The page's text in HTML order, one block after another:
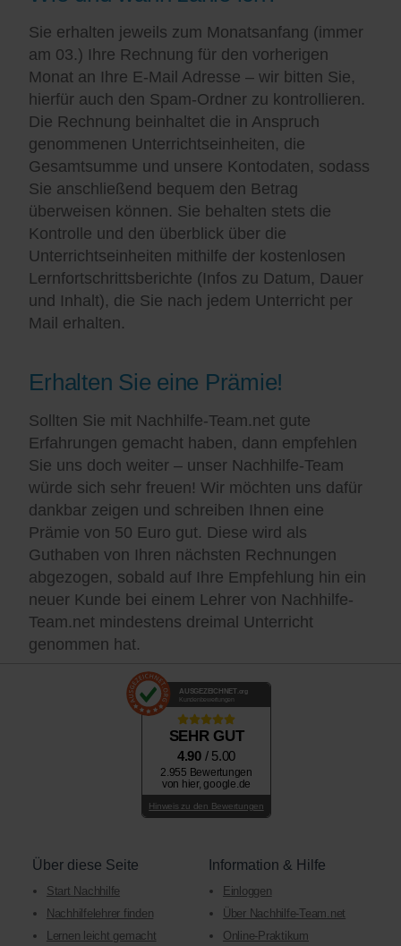
Sie erhalten jeweils zum Monatsanfang (immer
am 03.) Ihre Rechnung für den vorherigen
Monat an Ihre E-Mail Adresse – wir bitten Sie,
hierfür auch den Spam-Ordner zu kontrollieren.
Die Rechnung beinhaltet die in Anspruch
genommenen Unterrichtseinheiten, die
Gesamtsumme und unsere Kontodaten, sodass
Sie anschließend bequem den Betrag
überweisen können. Sie behalten stets die
Kontrolle und den überblick über die
Unterrichtseinheiten mithilfe der kostenlosen
Lernfortschrittsberichte (Infos zu Datum, Dauer
und Inhalt), die Sie nach jedem Unterricht per
Mail erhalten.
Erhalten Sie eine Prämie!
Sollten Sie mit Nachhilfe-Team.net gute
Erfahrungen gemacht haben, dann empfehlen
Sie uns doch weiter – unser Nachhilfe-Team
würde sich sehr freuen! Wir möchten uns dafür
dankbar zeigen und schreiben Ihnen eine
Prämie von 50 Euro gut. Diese wird als
Guthaben von Ihren nächsten Rechnungen
abgezogen, sobald auf Ihre Empfehlung hin ein
neuer Kunde bei einem Lehrer von Nachhilfe-
Team.net mindestens dreimal Unterricht
genommen hat.
AUSGEZEICHNET .org
Kundenbewertungen
SEHR GUT
4.90 / 5.00
2.955 Bewertungen
von hier, google.de
Hinweis zu den Bewertungen
Über diese Seite
Start Nachhilfe
Nachhilfelehrer finden
Lernen leicht gemacht
Information & Hilfe
Einloggen
Über Nachhilfe-Team.net
Online-Praktikum